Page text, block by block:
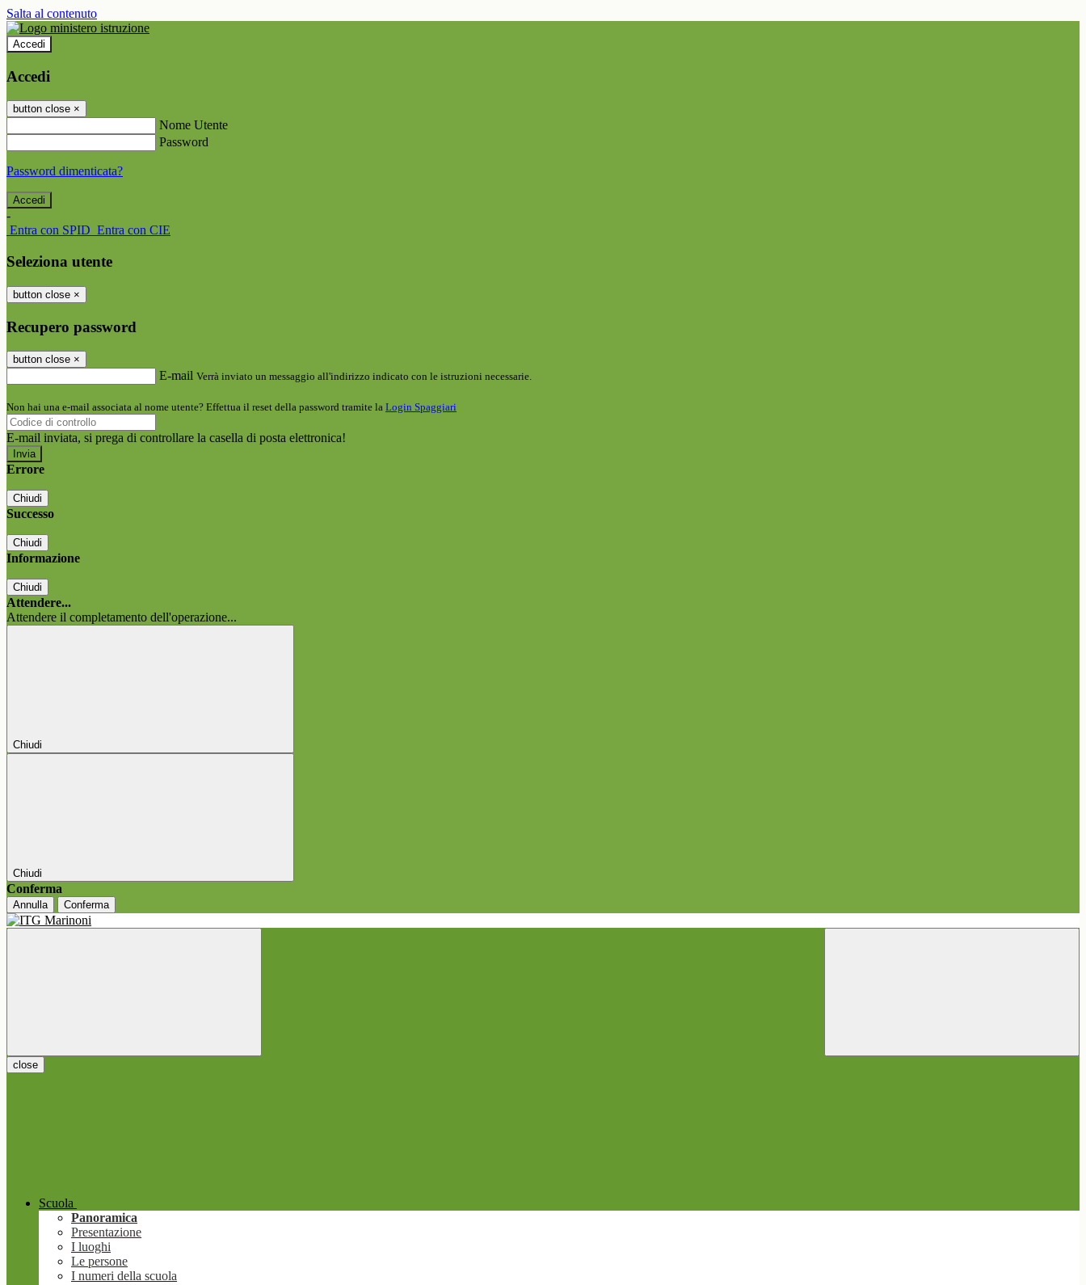
Salta al contenuto
Accedi
Accedi
button close ×
Nome Utente
Password
Password dimenticata?
-
Entra con SPID Entra con CIE
Seleziona utente
button close ×
Recupero password
button close ×
E-mail Verrà inviato un messaggio all'indirizzo indicato con le istruzioni necessarie.
Non hai una e-mail associata al nome utente? Effettua il reset della password tramite la Login Spaggiari
E-mail inviata, si prega di controllare la casella di posta elettronica!
Errore
Chiudi
Successo
Chiudi
Informazione
Chiudi
Attendere...
Attendere il completamento dell'operazione...
Chiudi
Chiudi
Conferma
Annulla Conferma
close
Scuola
Panoramica
Presentazione
I luoghi
Le persone
I numeri della scuola